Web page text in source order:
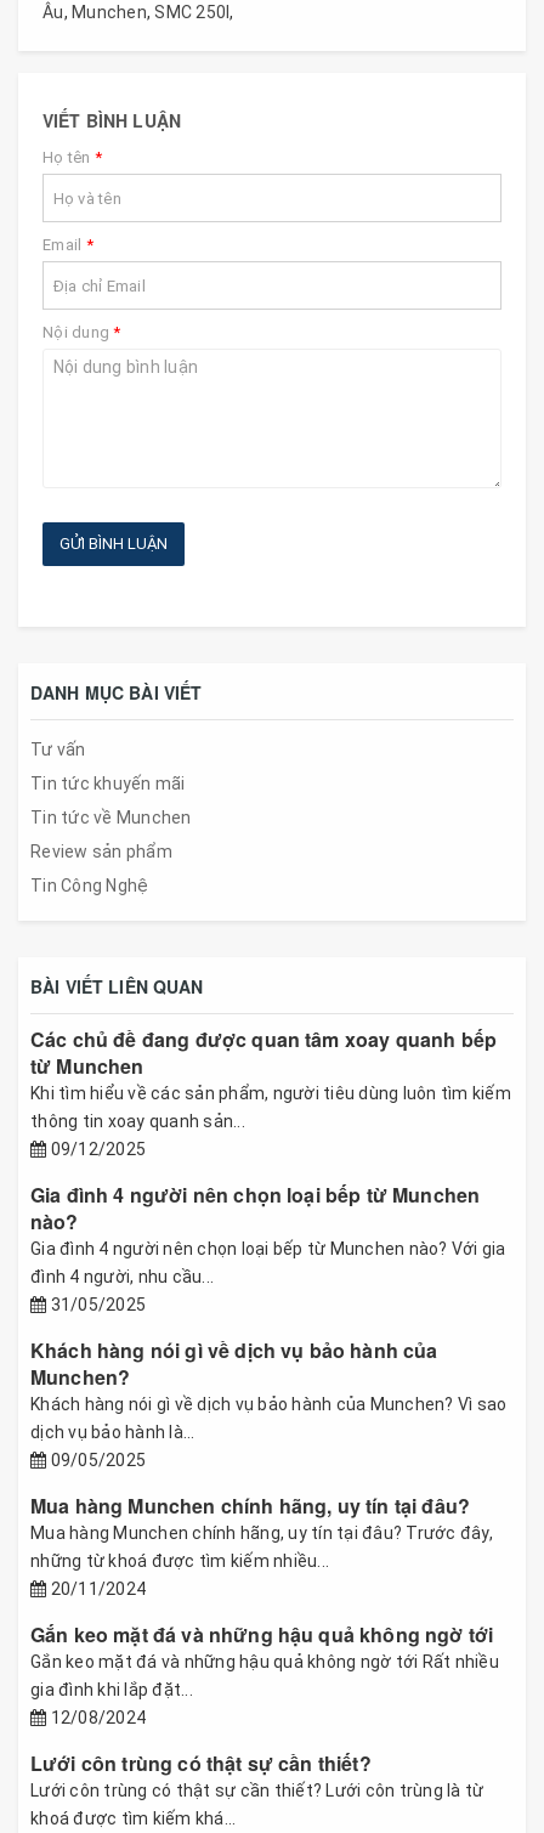
Âu, Munchen,SMC 250I,
VIẾT BÌNH LUẬN
Họ tên *
Email *
Nội dung*
GỬI BÌNH LUẬN
DANH MỤC BÀI VIẾT
Tư vấn
Tin tức khuyến mãi
Tin tức về Munchen
Review sản phẩm
Tin Công Nghệ
BÀI VIẾT LIÊN QUAN
Các chủ đề đang được quan tâm xoay quanh bếp
từ Munchen
Khi tìm hiểu về các sản phẩm, người tiêu dùng luôn tìm kiếm
thông tin xoay quanh sản...
09/12/2025
Gia đình 4 người nên chọn loại bếp từ Munchen
nào?
Gia đình 4 người nên chọn loại bếp từ Munchen nào? Với gia
đình 4 người, nhu cầu...
31/05/2025
Khách hàng nói gì về dịch vụ bảo hành của
Munchen?
Khách hàng nói gì về dịch vụ bảo hành của Munchen? Vì sao
dịch vụ bảo hành là...
09/05/2025
Mua hàng Munchen chính hãng, uy tín tại đâu?
Mua hàng Munchen chính hãng, uy tín tại đâu? Trước đây,
những từ khoá được tìm kiếm nhiều...
20/11/2024
Gắn keo mặt đá và những hậu quả không ngờ tới
Gắn keo mặt đá và những hậu quả không ngờ tới Rất nhiều
gia đình khi lắp đặt...
12/08/2024
Lưới côn trùng có thật sự cần thiết?
Lưới côn trùng có thật sự cần thiết? Lưới côn trùng là từ
khoá được tìm kiếm khá...